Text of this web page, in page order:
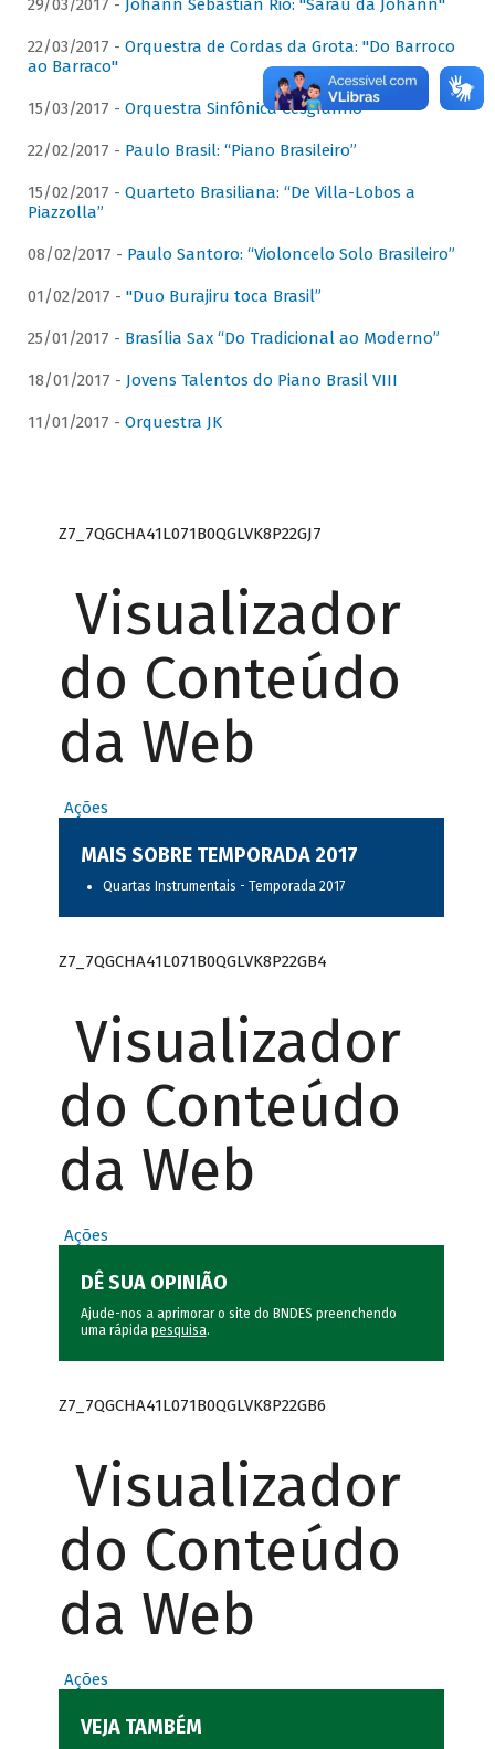
29/03/2017 - Johann Sebastian Rio: "Sarau da Johann"
22/03/2017 - Orquestra de Cordas da Grota: "Do Barroco
ao Barraco"
15/03/2017 - Orquestra Sinfônica Cesgranrio
22/02/2017 - Paulo Brasil: “Piano Brasileiro”
15/02/2017 - Quarteto Brasiliana: “De Villa-Lobos a
Piazzolla”
08/02/2017 - Paulo Santoro: “Violoncelo Solo Brasileiro”
01/02/2017 - "Duo Burajiru toca Brasil”
25/01/2017 - Brasília Sax “Do Tradicional ao Moderno”
18/01/2017 - Jovens Talentos do Piano Brasil VIII
11/01/2017 - Orquestra JK
Z7_7QGCHA41L071B0QGLVK8P22GJ7
Visualizador
do Conteúdo
da Web
Ações
MAIS SOBRE TEMPORADA 2017
Quartas Instrumentais - Temporada 2017
Z7_7QGCHA41L071B0QGLVK8P22GB4
Visualizador
do Conteúdo
da Web
Ações
DÊ SUA OPINIÃO
Ajude-nos a aprimorar o site do BNDES preenchendo
uma rápida pesquisa.
Z7_7QGCHA41L071B0QGLVK8P22GB6
Visualizador
do Conteúdo
da Web
Ações
VEJA TAMBÉM